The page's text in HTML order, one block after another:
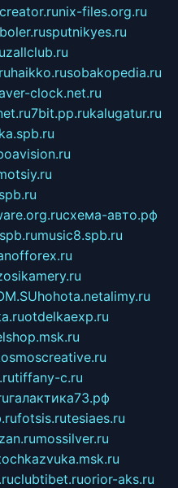
nix-files.org.ru
sputnikyes.ru
zallclub.ru
haikko.rusobakopedia.ru
clock.net.ru
7bit.pp.rukalugatur.ru
схема-авто.рф
music8.spb.ru
hohota.netalimy.ru
otdelkaexp.ru
tiffany-c.ru
галактика73.рф
fotsis.rutesiaes.ru
mossilver.ru
clubtibet.ruorior-aks.ru